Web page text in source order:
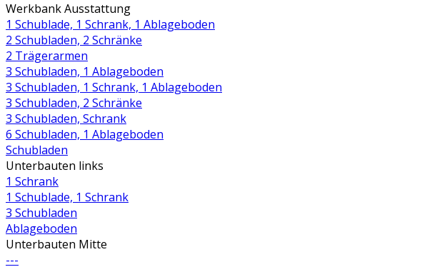
Werkbank Ausstattung
1 Schublade, 1 Schrank, 1 Ablageboden
2 Schubladen, 2 Schränke
2 Trägerarmen
3 Schubladen, 1 Ablageboden
3 Schubladen, 1 Schrank, 1 Ablageboden
3 Schubladen, 2 Schränke
3 Schubladen, Schrank
6 Schubladen, 1 Ablageboden
Schubladen
Unterbauten links
1 Schrank
1 Schublade, 1 Schrank
3 Schubladen
Ablageboden
Unterbauten Mitte
---